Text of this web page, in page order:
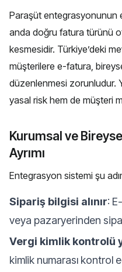
Paraşüt entegrasyonunun
anda doğru fatura türünü
kesmesidir. Türkiye’deki
müşterilere e-fatura,
düzenlenmesi zorunludur.
yasal risk hem de müşteri
Kurumsal ve
Ayrımı
Entegrasyon sistemi şu
Sipariş bilgisi alınır:
veya pazaryerinden
Vergi kimlik kontrolü
kimlik numarası kontrol